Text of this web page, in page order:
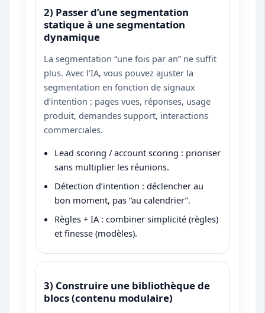
2) Passer d’une segmentation
statique à une segmentation
dynamique
La segmentation “une fois par an” ne suffit
plus. Avec l’IA, vous pouvez ajuster la
segmentation en fonction de signaux
d’intention : pages vues, réponses, usage
produit, demandes support, interactions
commerciales.
Lead scoring / account scoring : prioriser
sans multiplier les réunions.
Détection d’intention : déclencher au
bon moment, pas “au calendrier”.
Règles + IA : combiner simplicité (règles)
et finesse (modèles).
3) Construire une bibliothèque de
blocs (contenu modulaire)